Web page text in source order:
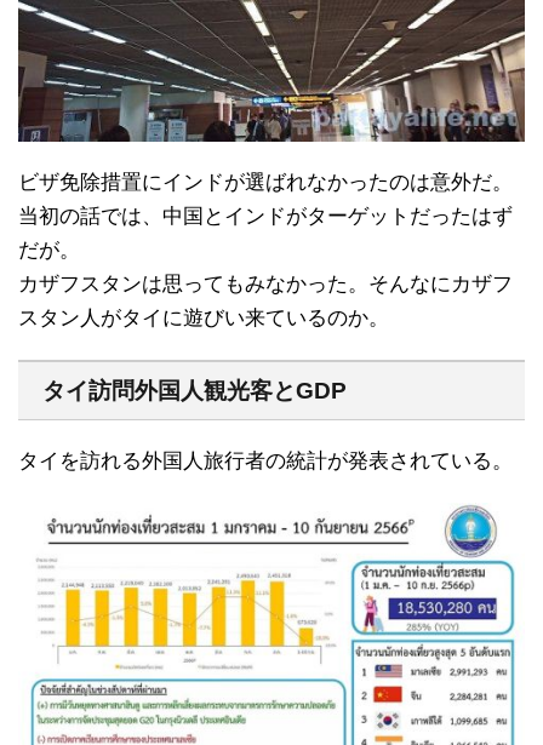
ビザ免除措置にインドが選ばれなかったのは意外だ。
当初の話では、中国とインドがターゲットだったはず
だが。
カザフスタンは思ってもみなかった。そんなにカザフ
スタン人がタイに遊びい来ているのか。
タイ訪問外国人観光客とGDP
タイを訪れる外国人旅行者の統計が発表されている。